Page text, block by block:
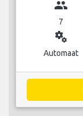
group
7
miscellaneous_services
Automaat